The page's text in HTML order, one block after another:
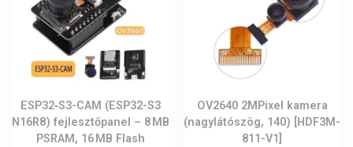
ESP32‑S3-CAM (ESP32-S3
N16R8) fejlesztőpanel – 8 MB
PSRAM, 16 MB Flash
OV2640 2MPixel kamera
(nagylátószög, 140) [HDF3M-
811-V1]